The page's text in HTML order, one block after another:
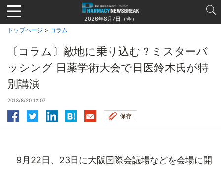
Jump
to
navigation
2026年8月7日（金）
トップページ > コラム
〔コラム〕敵地に乗り込む？ミスターバ
ッシング 日薬学術大会で日医鈴木氏が特
別講演
2013/8/20 12:07
保存
9月22日、23日に大阪国際会議場などを会場に開